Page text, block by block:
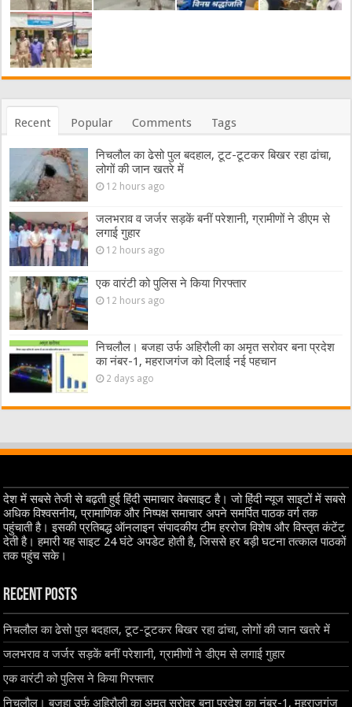
Recent Popular Comments Tags
निचलौल का ढेसो पुल बदहाल, टूट-टूटकर बिखर रहा ढांचा,
लोगों की जान खतरे में
12 hours ago
जलभराव व जर्जर सड़कें बनीं परेशानी, ग्रामीणों ने डीएम से
लगाई गुहार
12 hours ago
एक वारंटी को पुलिस ने किया गिरफ्तार
12 hours ago
निचलौल। बजहा उर्फ अहिरौली का अमृत सरोवर बना प्रदेश
का नंबर-1, महराजगंज को दिलाई नई पहचान
2 days ago
देश में सबसे तेजी से बढ़ती हुई हिंदी समाचार वेबसाइट है। जो हिंदी न्यूज साइटों में सबसे
अधिक विश्वसनीय, प्रामाणिक और निष्पक्ष समाचार अपने समर्पित पाठक वर्ग तक
पहुंचाती है। इसकी प्रतिबद्ध ऑनलाइन संपादकीय टीम हररोज विशेष और विस्तृत कंटेंट
देती है। हमारी यह साइट 24 घंटे अपडेट होती है, जिससे हर बड़ी घटना तत्काल पाठकों
तक पहुंच सके।
Recent Posts
निचलौल का ढेसो पुल बदहाल, टूट-टूटकर बिखर रहा ढांचा, लोगों की जान खतरे में
जलभराव व जर्जर सड़कें बनीं परेशानी, ग्रामीणों ने डीएम से लगाई गुहार
एक वारंटी को पुलिस ने किया गिरफ्तार
निचलौल। बजहा उर्फ अहिरौली का अमृत सरोवर बना प्रदेश का नंबर-1, महराजगंज